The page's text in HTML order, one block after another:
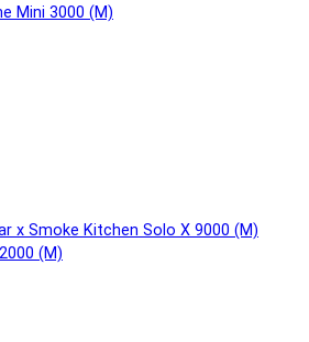
Mini 3000 (М)
x Smoke Kitchen Solo X 9000 (М)
(М)